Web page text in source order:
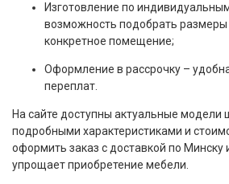
Изготовление по
возможность подобрать
конкретное помещение;
Оформление в рассрочку –
переплат.
На сайте доступны актуальные
подробными характеристиками и
оформить заказ с доставкой по Минску
упрощает приобретение мебели.